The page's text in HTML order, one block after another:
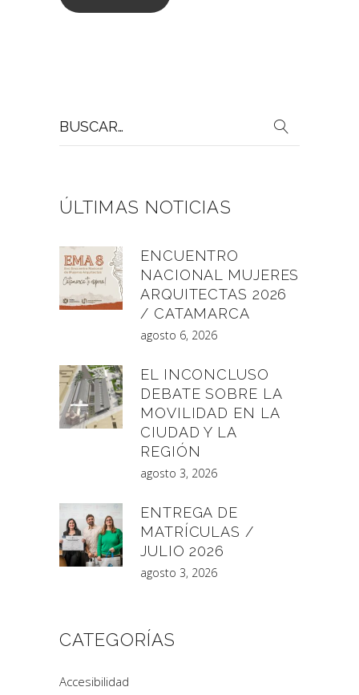
por:
ÚLTIMAS NOTICIAS
ENCUENTRO
NACIONAL MUJERES
ARQUITECTAS 2026
/ CATAMARCA
agosto 6, 2026
EL INCONCLUSO
DEBATE SOBRE LA
MOVILIDAD EN LA
CIUDAD Y LA
REGIÓN
agosto 3, 2026
ENTREGA DE
MATRÍCULAS /
JULIO 2026
agosto 3, 2026
CATEGORÍAS
Accesibilidad